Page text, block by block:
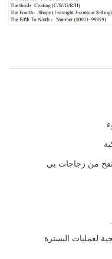
من زجاجات بي
لعمليات البسترة